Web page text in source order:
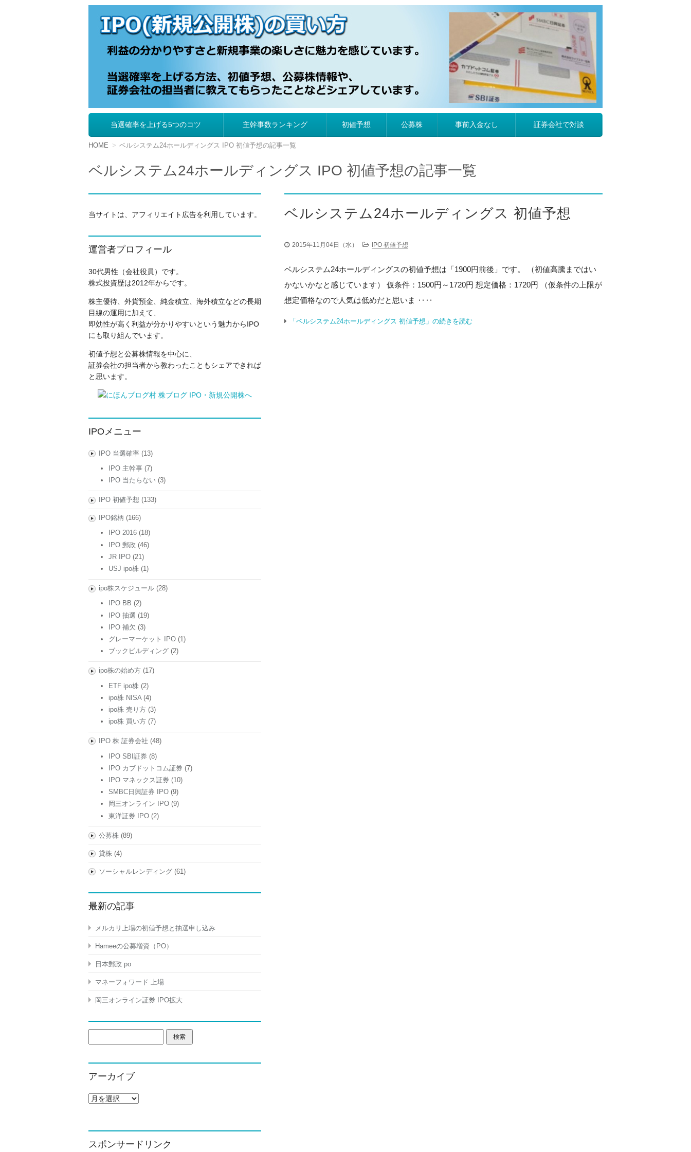
IPO（新規公開株）の買い方
ン
テ
ツ
へ
動
当選確率を上げる5つのコツ 主幹事数ランキング 初値予想 公募株 事前入金なし 証券会社で対談
HOME ベルシステム24ホールディングス IPO 初値予想の記事一覧
ベルシステム24ホールディングス IPO 初値予想の記事一覧
ベルシステム24ホールディングス 初値予想
2015年11月04日（水） IPO 初値予想
ベルシステム24ホールディングスの初値予想は「1900円前後」です。 （初値高騰まではい
かないかなと感じています） 仮条件：1500円～1720円 想定価格：1720円 （仮条件の上限が
想定価格なので人気は低めだと思いま ‥‥
「ベルシステム24ホールディングス 初値予想」の続きを読む
当サイトは、アフィリエイト広告を利用しています。
運営者プロフィール
30代男性（会社役員）です。
株式投資歴は2012年からです。
株主優待、外貨預金、純金積立、海外積立などの長期
目線の運用に加えて、
即効性が高く利益が分かりやすいという魅力からIPO
にも取り組んでいます。
初値予想と公募株情報を中心に、
証券会社の担当者から教わったこともシェアできれば
と思います。
IPOメニュー
IPO 当選確率(13)
IPO 主幹事 (7)
IPO 当たらない (3)
IPO 初値予想 (133)
IPO銘柄 (166)
IPO 2016 (18)
IPO 郵政 (46)
JR IPO (21)
USJ ipo株 (1)
ipo株スケジュール(28)
IPO BB (2)
IPO 抽選 (19)
IPO 補欠 (3)
グレーマーケット IPO (1)
ブックビルディング (2)
ipo株の始め方(17)
ETF ipo株 (2)
ipo株 NISA (4)
ipo株 売り方 (3)
ipo株 買い方 (7)
IPO 株 証券会社 (48)
IPO SBI証券 (8)
IPO カブドットコム証券 (7)
IPO マネックス証券 (10)
SMBC日興証券 IPO (9)
岡三オンライン IPO (9)
東洋証券 IPO (2)
公募株(89)
貸株(4)
ソーシャルレンディング(61)
最新の記事
メルカリ上場の初値予想と抽選申し込み
Hameeの公募増資（PO）
日本郵政 po
マネーフォワード 上場
岡三オンライン証券 IPO拡大
索:
アーカイブ
ア
イ
ブ
スポンサードリンク